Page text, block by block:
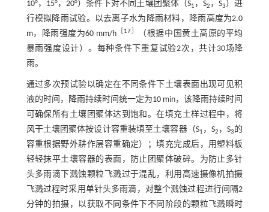
10°，15°，20°）条件下对不同土壤团聚体（S1 ，S2 ，S3）进
行模拟降雨试验。以去离子水为降雨材料，降雨高度为2.0
m，降雨强度为60 mm/h
17
（根据中国黄土高原的平均
暴雨强度设计）。每种条件下重复试验2次，共计30场降
雨。
通过多次预试验以确定在不同条件下土壤表面出现可见积
液的时间，降雨持续时间统一定为10 min，该降雨持续时间
可确保所有土壤团聚体达到饱和。在填充土样过程中，将
风干土壤团聚体按设计容重装填至土壤容器（S1 ，S2 ，S3 的
容重根据野外耕作层容重确定）；填充完成后，用塑料板
轻轻抹平土壤容器的表面，防止团聚体破碎。为防止多针
头多雨滴下溅蚀颗粒飞溅过于混乱，利用高速摄像机拍摄
飞溅过程时采用单针头多雨滴，对整个溅蚀过程进行间隔2
分钟的拍摄，以获取不同条件下不同阶段的颗粒飞溅瞬时